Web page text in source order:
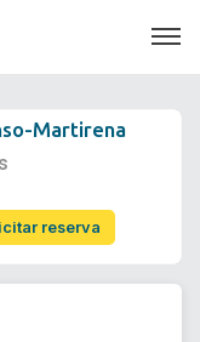
Martirena
reserva